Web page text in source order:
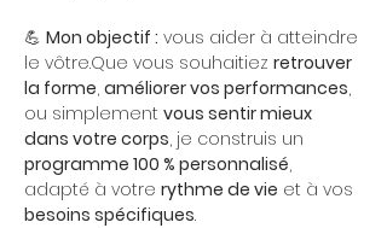
💪 Mon objectif : vous aider à atteindre
le vôtre.Que vous souhaitiez retrouver
la forme, améliorer vos performances,
ou simplement vous sentir mieux
dans votre corps, je construis un
programme 100 % personnalisé,
adapté à votre rythme de vie et à vos
besoins spécifiques.